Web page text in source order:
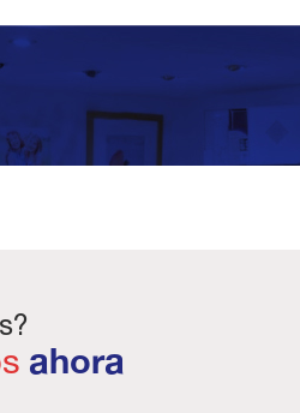
ahora